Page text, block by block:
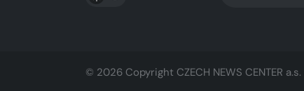
© 2026 Copyright CZECH NEWS CENTER a.s.